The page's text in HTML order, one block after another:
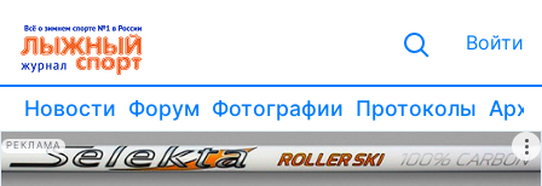
Войти
Новости Форум Фотографии Протоколы
РЕКЛАМА